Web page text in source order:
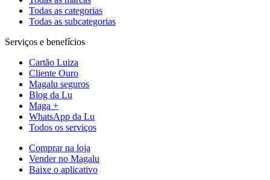
Todas as categorias
Todas as subcategorias
Serviços e benefícios
Cartão Luiza
Cliente Ouro
Magalu seguros
Blog da Lu
Maga +
WhatsApp da Lu
Todos os serviços
Comprar na loja
Vender no Magalu
Baixe o aplicativo